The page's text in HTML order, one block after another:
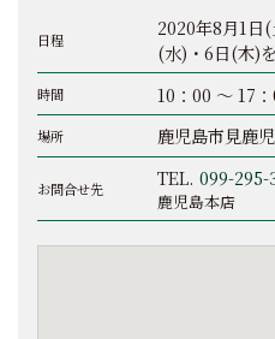
日程
2020年8月1
(水)・6日(木)
時間 10：00 ～ 17
場所 鹿児島市見鹿
お問合せ先 TEL. 099-295-
鹿児島本店